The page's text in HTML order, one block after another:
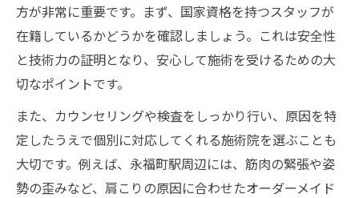
方が非常に重要です。まず、国家資格を持つスタッフが
在籍しているかどうかを確認しましょう。これは安全性
と技術力の証明となり、安心して施術を受けるための大
切なポイントです。
また、カウンセリングや検査をしっかり行い、原因を特
定したうえで個別に対応してくれる施術院を選ぶことも
大切です。例えば、永福町駅周辺には、筋肉の緊張や姿
勢の歪みなど、肩こりの原因に合わせたオーダーメイド